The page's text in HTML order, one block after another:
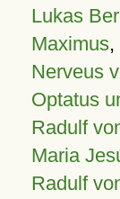
Lukas
Maximus,
Nerveus
Optatus
Radulf
Maria
Radulf